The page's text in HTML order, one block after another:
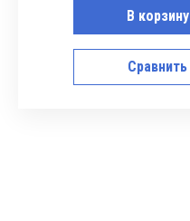
В корзину
Сравнить